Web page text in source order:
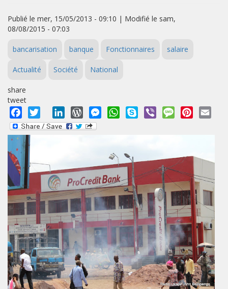
Publié le mer, 15/05/2013 - 09:10 | Modifié le sam,
08/08/2015 - 07:03
bancarisation banque Fonctionnaires salaire
Actualité Société National
share
tweet
Facebook
Twitter LinkedInWordPressMessengerWhatsApp
Skype Viber MessagePinterest